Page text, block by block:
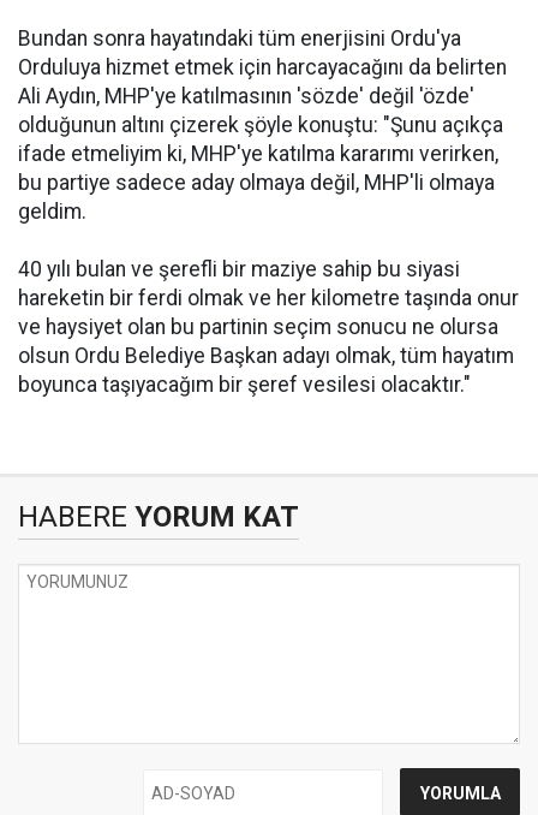
Bundan sonra hayatındaki tüm enerjisini Ordu'ya
Orduluya hizmet etmek için harcayacağını da belirten
Ali Aydın, MHP'ye katılmasının 'sözde' değil 'özde'
olduğunun altını çizerek şöyle konuştu: "Şunu açıkça
ifade etmeliyim ki, MHP'ye katılma kararımı verirken,
bu partiye sadece aday olmaya değil, MHP'li olmaya
geldim.
40 yılı bulan ve şerefli bir maziye sahip bu siyasi
hareketin bir ferdi olmak ve her kilometre taşında onur
ve haysiyet olan bu partinin seçim sonucu ne olursa
olsun Ordu Belediye Başkan adayı olmak, tüm hayatım
boyunca taşıyacağım bir şeref vesilesi olacaktır."
HABERE YORUM KAT